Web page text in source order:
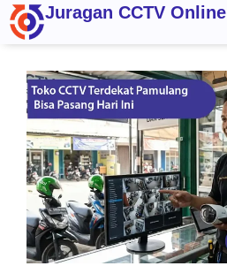
Juragan CCTV Online